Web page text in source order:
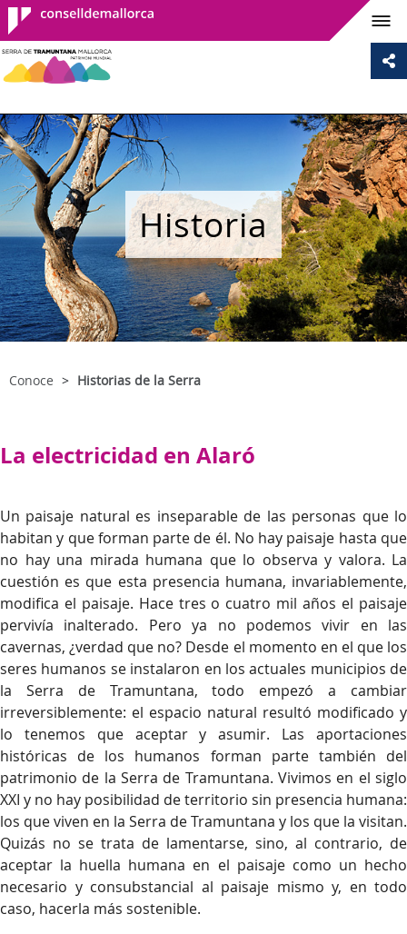
Consell de
Mallorca
Historia
Conoce Historias de la Serra
La electricidad en Alaró
Un paisaje natural es inseparable de las personas que lo
habitan y que forman parte de él. No hay paisaje hasta que
no hay una mirada humana que lo observa y valora. La
cuestión es que esta presencia humana, invariablemente,
modifica el paisaje. Hace tres o cuatro mil años el paisaje
pervivía inalterado. Pero ya no podemos vivir en las
cavernas, ¿verdad que no? Desde el momento en el que los
seres humanos se instalaron en los actuales municipios de
la Serra de Tramuntana, todo empezó a cambiar
irreversiblemente: el espacio natural resultó modificado y
lo tenemos que aceptar y asumir. Las aportaciones
históricas de los humanos forman parte también del
patrimonio de la Serra de Tramuntana. Vivimos en el siglo
XXI y no hay posibilidad de territorio sin presencia humana:
los que viven en la Serra de Tramuntana y los que la visitan.
Quizás no se trata de lamentarse, sino, al contrario, de
aceptar la huella humana en el paisaje como un hecho
necesario y consubstancial al paisaje mismo y, en todo
caso, hacerla más sostenible.